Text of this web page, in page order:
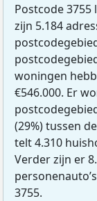
Postcode
zijn 5.184
woningen
€546.000. Er
(29%) tussen
telt 4.310
Verder zijn er
3755.